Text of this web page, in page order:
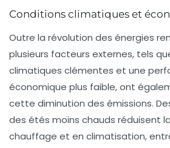
Conditions climatiques et
Outre la révolution des énergies
plusieurs facteurs externes, tels
climatiques clémentes et une
économique plus faible, ont
cette diminution des émissions.
des étés moins chauds réduisent
chauffage et en climatisation,